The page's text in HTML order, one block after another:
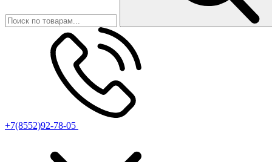
+7(8552)92-78-05